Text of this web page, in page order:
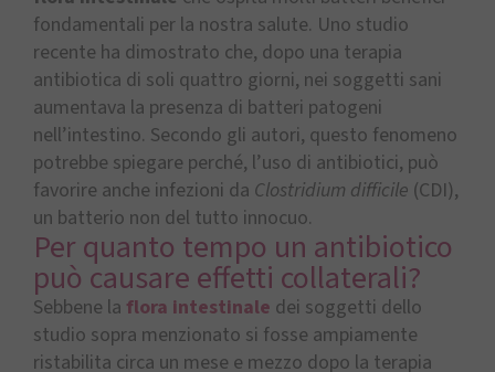
fondamentali per la nostra salute. Uno studio
recente ha dimostrato che, dopo una terapia
antibiotica di soli quattro giorni, nei soggetti sani
aumentava la presenza di batteri patogeni
nell’intestino. Secondo gli autori, questo fenomeno
potrebbe spiegare perché, l’uso di antibiotici, può
favorire anche infezioni da Clostridium difficile (CDI),
un batterio non del tutto innocuo.
Per quanto tempo un antibiotico
può causare effetti collaterali?
Sebbene la flora intestinale dei soggetti dello
studio sopra menzionato si fosse ampiamente
ristabilita circa un mese e mezzo dopo la terapia